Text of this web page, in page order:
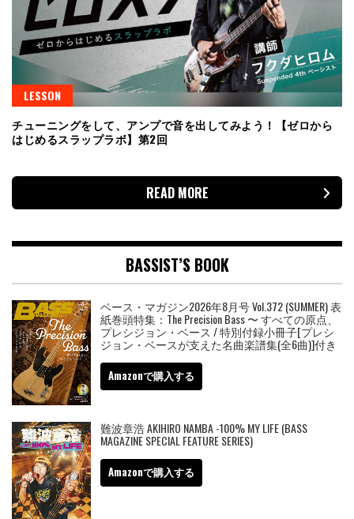
LESSON
チューニングをして、アンプで音を出してみよう！【ゼロから
はじめるスラップラボ】第2回
READ MORE
BASSIST’S BOOK
ベース・マガジン2026年8月号 Vol.372 (SUMMER) 表
紙巻頭特集：The Precision Bass 〜 すべての原点、
プレシジョン・ベース / 特別付録小冊子[プレシ
ジョン・ベースが支えた名曲楽譜集(全6曲)]付き
Amazonで購入する
難波章浩 AKIHIRO NAMBA -100% MY LIFE (BASS
MAGAZINE SPECIAL FEATURE SERIES)
Amazonで購入する